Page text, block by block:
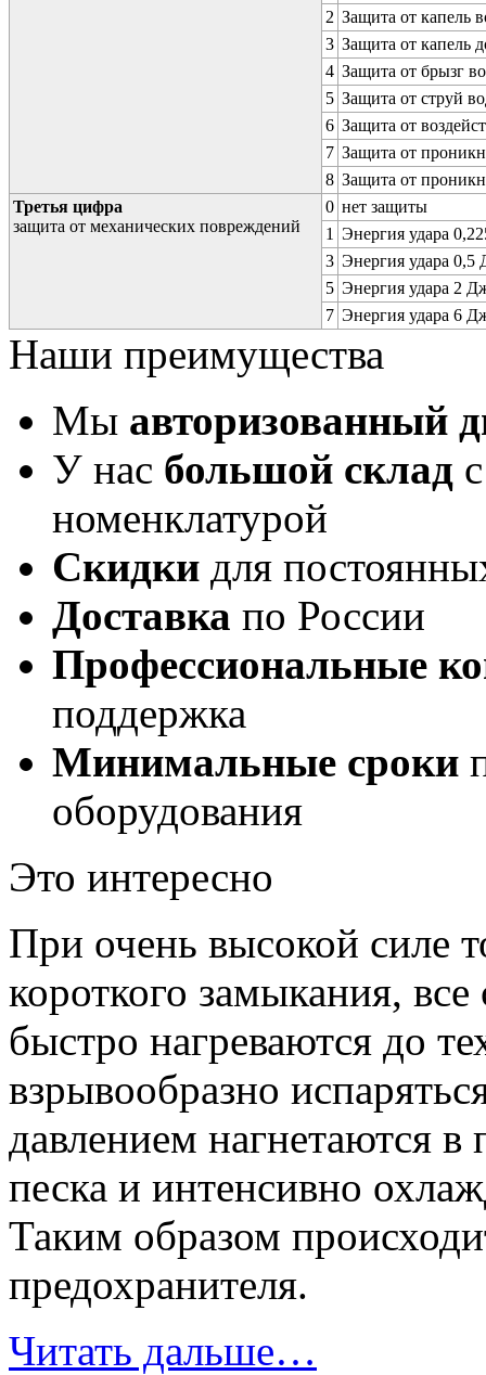
2 Защита от капель
3 Защита от капель
4 Защита от брызг
5 Защита от струй
6 Защита от
7 Защита от
8 Защита от
Третья цифра
защита от механических повреждений
0 нет защиты
1 Энергия удара
3 Энергия удара 0,5
5 Энергия удара 2
7 Энергия удара 6
Наши преимущества
Мы авторизованный
У нас большой склад
номенклатурой
Скидки для
Доставка по России
Профессиональные
поддержка
Минимальные сроки
оборудования
Это интересно
При очень высокой силе
короткого замыкания,
быстро нагреваются до
взрывообразно
давлением нагнетаются
песка и интенсивно
Таким образом
предохранителя.
Читать дальше…